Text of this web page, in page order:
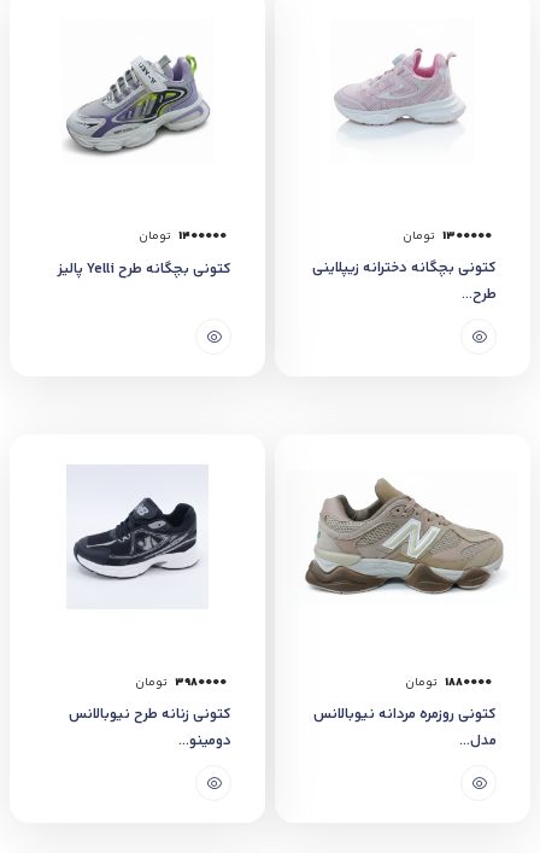
1300000 تومان
کتونی بچگانه دخترانه زیپلاینی
طرح...
1400000 تومان
کتونی بچگانه طرح Yelli پالیز
1880000 تومان
کتونی روزمره مردانه نیوبالانس
مدل...
3980000 تومان
کتونی زنانه طرح نیوبالانس
دومینو...